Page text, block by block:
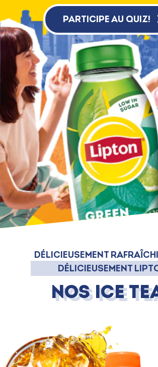
PARTICIPE AU QUIZ!
DÉLICIEUSEMENT
DÉLICIEUSEMENT
Nos Ice